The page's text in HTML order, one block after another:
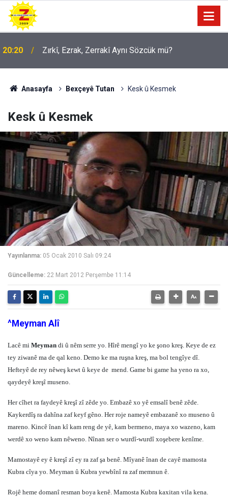
20:20 Zırkî, Ezrak, Zerrakî Aynı Sözcük mü?
Anasayfa Bexçeyê Tutan Kesk û Kesmek
Kesk û Kesmek
Yayınlanma: 05 Ocak 2010 Salı 09:24
Güncelleme: 22 Mart 2012 Perşembe 11:14
^Meyman Alî
Lacê mi Meyman di û nêm serre yo. Hîrê mengî yo ke şono kreş. Keye de ez
tey ziwanê ma de qal keno. Demo ke ma ruşna kreş, ma bol tengîye dî.
Hefteyê de rey nêweş kewt û keye de mend. Game bi game ha yeno ra xo,
qaydeyê kreşî museno.
Her cîhet ra faydeyê kreşî zî zêde yo. Embazê xo yê emsalî benê zêde.
Kaykerdîş ra dahîna zaf keyf gêno. Her roje nameyê embazanê xo museno û
mareno. Kincê înan kî kam reng de yê, kam bermeno, maya xo wazeno, kam
werdê xo weno kam nêweno. Nînan ser o wurdî-wurdî xoşebere kenîme.
Mamostayê ey ê kreşî zî ey ra zaf şa benê. Mîyanê înan de cayê mamosta
Kubra cîya yo. Meyman û Kubra yewbînî ra zaf memnun ê.
Rojê heme domanî resman boya kenê. Mamosta Kubra kaxitan vila kena.